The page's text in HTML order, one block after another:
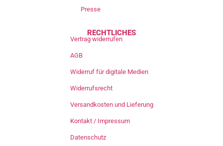
Presse
RECHTLICHES
Vertrag widerrufen
AGB
Widerruf für digitale Medien
Widerrufsrecht
Versandkosten und Lieferung
Kontakt / Impressum
Datenschutz